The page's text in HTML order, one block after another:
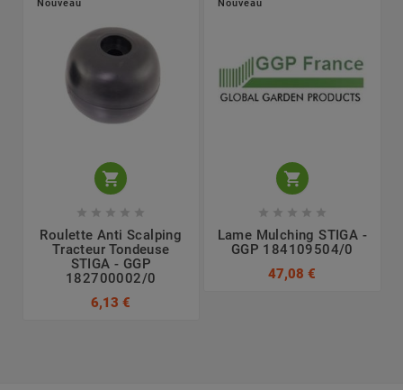
Nouveau

    
Roulette Anti Scalping
Tracteur Tondeuse
STIGA - GGP
182700002/0
6,13 €
Nouveau

    
Lame Mulching STIGA -
GGP 184109504/0
47,08 €